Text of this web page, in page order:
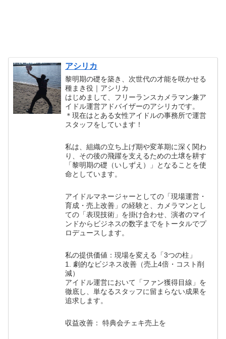
アシリカ
黎明期の礎を築き、次世代の才能を咲かせる
種まき役｜アシリカ
はじめまして、フリーランスカメラマン兼ア
イドル運営アドバイザーのアシリカです。
＊現在はとある女性アイドルの事務所で運営
スタッフをしています！
私は、組織の立ち上げ期や変革期に深く関わ
り、その後の飛躍を支えるための土壌を耕す
「黎明期の礎（いしずえ）」となることを使
命としています。
アイドルマネージャーとしての「現場運営・
育成・売上改善」の経験と、カメラマンとし
ての「表現技術」を掛け合わせ、演者のマイ
ンドからビジネスの数字までをトータルでプ
ロデュースします。
私の提供価値：現場を変える「3つの柱」
1. 劇的なビジネス改善（売上4倍・コスト削
減）
アイドル運営において「ファン獲得目線」を
徹底し、単なるスタッフに留まらない成果を
追求します。
収益改善： 特典会チェキ売上を